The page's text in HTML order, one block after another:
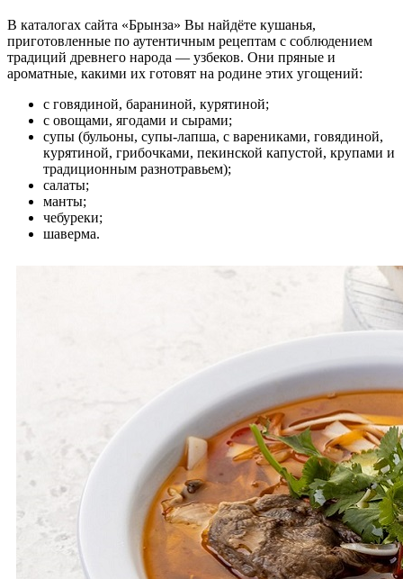
В каталогах сайта «Брынза» Вы найдёте кушанья,
приготовленные по аутентичным рецептам с соблюдением
традиций древнего народа — узбеков. Они пряные и
ароматные, какими их готовят на родине этих угощений:
с говядиной, бараниной, курятиной;
с овощами, ягодами и сырами;
супы (бульоны, супы-лапша, с варениками, говядиной,
курятиной, грибочками, пекинской капустой, крупами и
традиционным разнотравьем);
салаты;
манты;
чебуреки;
шаверма.